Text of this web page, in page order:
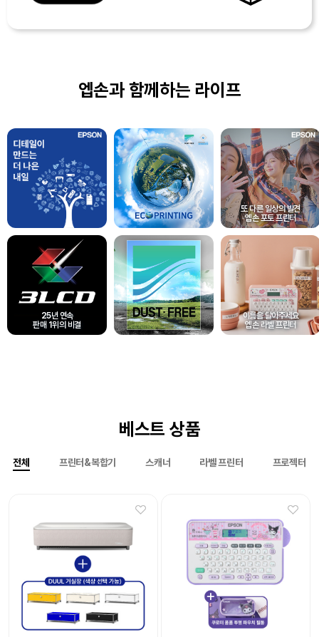
엡손과 함께하는 라이프
25년 연속
판매 1위의 비결
또 다른 일상의 발견
엡손 포토 프린터
이름을 달아주세요
엡손 라벨 프린터
베스트 상품
전체 프린터&복합기 스캐너 라벨 프린터 프로젝터
Epson 네이머
LW-K200DA 곰돌이 푸 라벨프린터
Epson 네이머
LW-H200RK 리락쿠마 라벨프린터